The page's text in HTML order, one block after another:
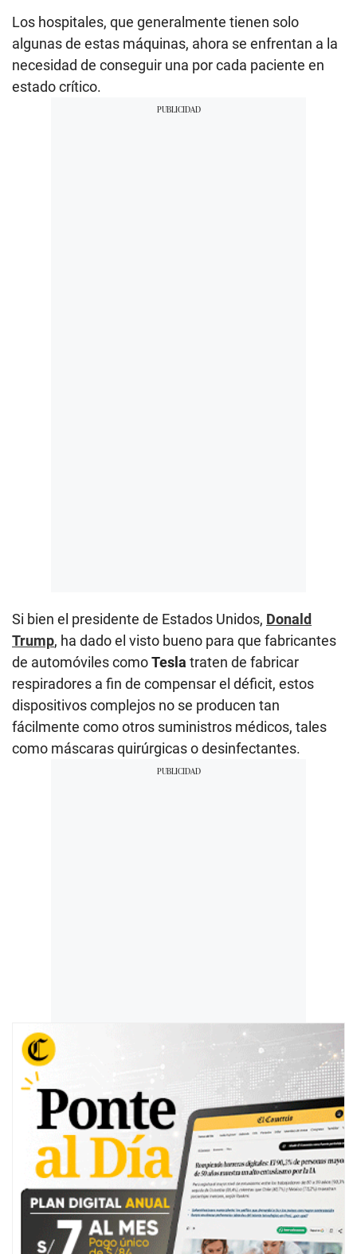
Los hospitales, que generalmente tienen solo
algunas de estas máquinas, ahora se enfrentan a la
necesidad de conseguir una por cada paciente en
estado crítico.
Si bien el presidente de Estados Unidos, Donald
Trump, ha dado el visto bueno para que fabricantes
de automóviles comoTesla traten de fabricar
respiradores a fin de compensar el déficit, estos
dispositivos complejos no se producen tan
fácilmente como otros suministros médicos, tales
como máscaras quirúrgicas o desinfectantes.